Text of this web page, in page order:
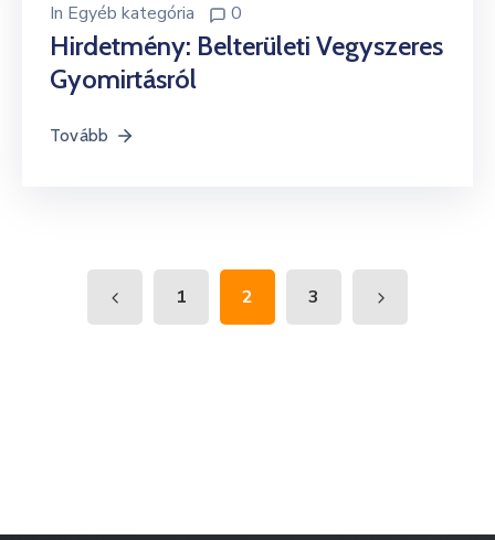
In Egyéb kategória 0
Hirdetmény: Belterületi Vegyszeres
Gyomirtásról
Tovább
1 2 3